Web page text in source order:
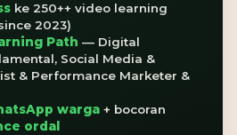
ke 250++ video learning
2023)
Path — Digital
Social Media &
& Performance Marketer &
warga + bocoran
ordal